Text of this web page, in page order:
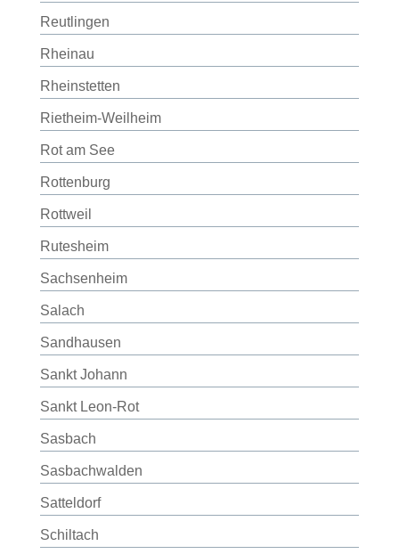
Reutlingen
Rheinau
Rheinstetten
Rietheim-Weilheim
Rot am See
Rottenburg
Rottweil
Rutesheim
Sachsenheim
Salach
Sandhausen
Sankt Johann
Sankt Leon-Rot
Sasbach
Sasbachwalden
Satteldorf
Schiltach